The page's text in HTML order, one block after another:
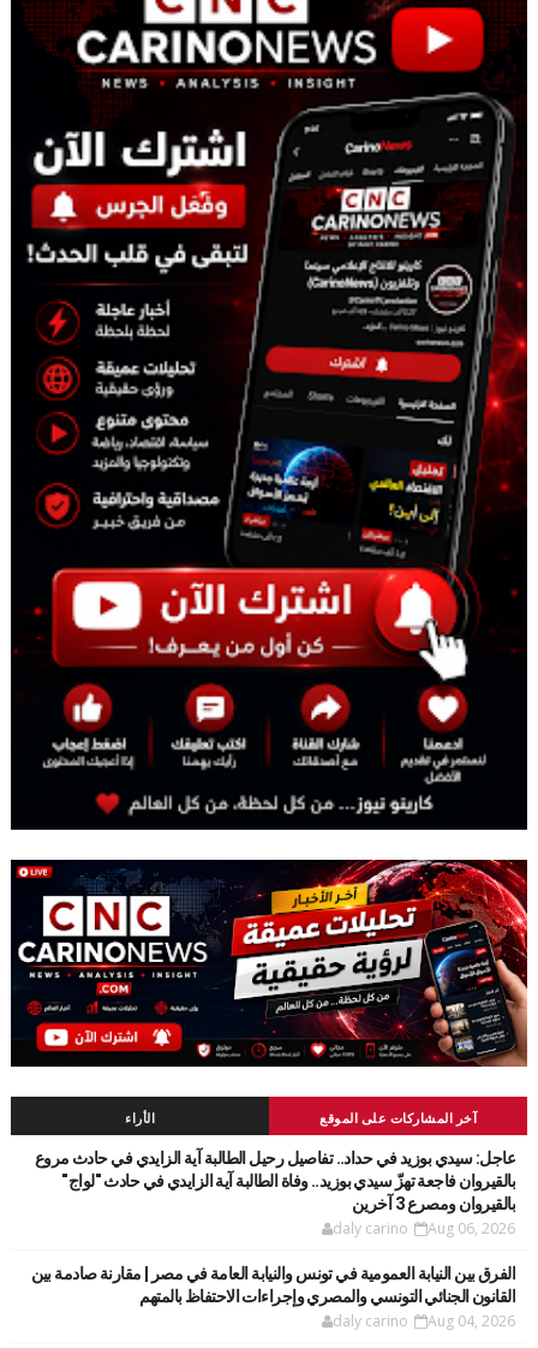
آخر المشاركات على الموقع الأراء
عاجل: سيدي بوزيد في حداد.. تفاصيل رحيل الطالبة آية الزايدي في حادث مروع
بالقيروان فاجعة تهزّ سيدي بوزيد.. وفاة الطالبة آية الزايدي في حادث "لواج"
بالقيروان ومصرع 3 آخرين
daly carino Aug 06, 2026
الفرق بين النيابة العمومية في تونس والنيابة العامة في مصر | مقارنة صادمة بين
القانون الجنائي التونسي والمصري وإجراءات الاحتفاظ بالمتهم
daly carino Aug 04, 2026